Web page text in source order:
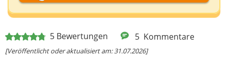
5 Bewertungen 5 Kommentare
[Veröffentlicht oder aktualisiert am: 31.07.2026]
Deine E-Mail-Adresse (wenn du eine Antwort
möchtest)